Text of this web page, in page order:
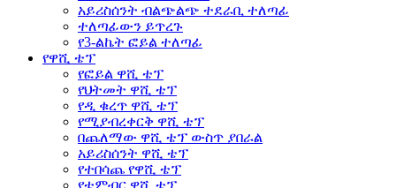
አይሪስሰንት ብልጭልጭ ተደራቢ ተለጣፊ
ተለጣፊውን ይጥረጉ
የ3-ልኬት ፎይል ተለጣፊ
የዋሺ ቴፕ
የፎይል ዋሺ ቴፕ
የህትመት ዋሺ ቴፕ
የዲ ቁረጥ ዋሺ ቴፕ
የሚያብረቀርቅ ዋሺ ቴፕ
በጨለማው ዋሺ ቴፕ ውስጥ ያበራል
አይሪስሰንት ዋሺ ቴፕ
የተበሳጨ የዋሺ ቴፕ
የቴምብር ዋሺ ቴፕ